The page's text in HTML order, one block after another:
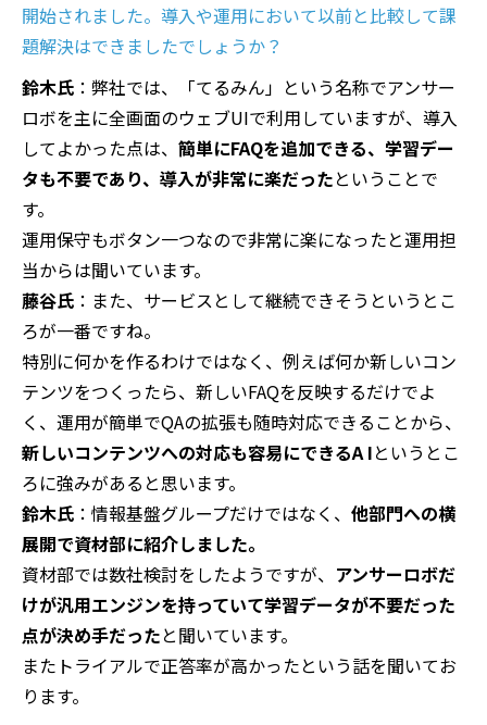
開始されました。導入や運用において以前と比較して課
題解決はできましたでしょうか？
鈴木氏 ：弊社では、「てるみん」という名称でアンサー
ロボを主に全画面のウェブUIで利用していますが、導入
してよかった点は、 簡単にFAQを追加できる、学習デー
タも不要であり、導入が非常に楽だったということで
す。
運用保守もボタン一つなので非常に楽になったと運用担
当からは聞いています。
藤谷氏 ：また、サービスとして継続できそうというとこ
ろが一番ですね。
特別に何かを作るわけではなく、例えば何か新しいコン
テンツをつくったら、新しいFAQを反映するだけでよ
く、運用が簡単でQAの拡張も随時対応できることから、
新しいコンテンツへの対応も容易にできるA Iというとこ
ろに強みがあると思います。
鈴木氏 ：情報基盤グループだけではなく、 他部門への横
展開で資材部に紹介しました。
資材部では数社検討をしたようですが、 アンサーロボだ
けが汎用エンジンを持っていて学習データが不要だった
点が決め手だったと聞いています。
またトライアルで正答率が高かったという話を聞いてお
ります。